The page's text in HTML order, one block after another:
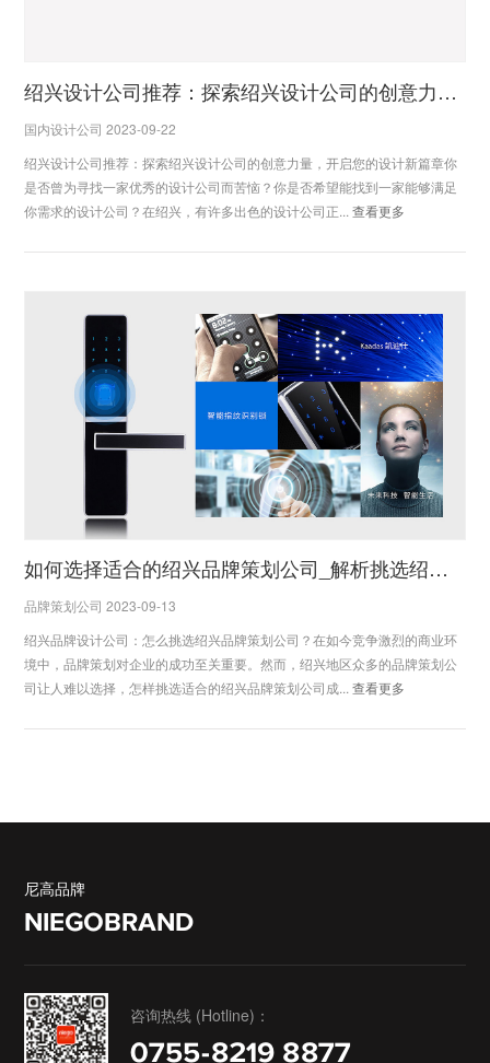
绍兴设计公司推荐：探索绍兴设计公司的创意力量，开启您的设计新篇章
国内设计公司 2023-09-22
绍兴设计公司推荐：探索绍兴设计公司的创意力量，开启您的设计新篇章你
是否曾为寻找一家优秀的设计公司而苦恼？你是否希望能找到一家能够满足
你需求的设计公司？在绍兴，有许多出色的设计公司正...查看更多
如何选择适合的绍兴品牌策划公司_解析挑选绍兴品牌策划公司的关键要素
品牌策划公司 2023-09-13
绍兴品牌设计公司：怎么挑选绍兴品牌策划公司？在如今竞争激烈的商业环
境中，品牌策划对企业的成功至关重要。然而，绍兴地区众多的品牌策划公
司让人难以选择，怎样挑选适合的绍兴品牌策划公司成...查看更多
尼高品牌
NIEGOBRAND
咨询热线 (Hotline)：
0755-8219 8877